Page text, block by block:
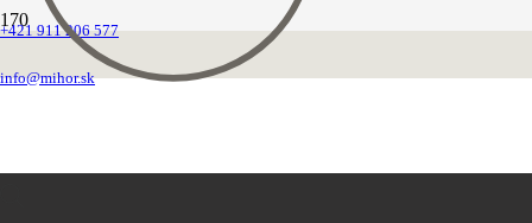
+421 911 206 577
info@mihor.sk
Domovská stránka
Nylonové s výšivkou